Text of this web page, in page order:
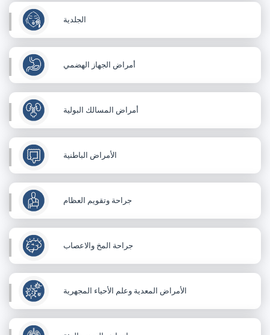
الجلدية
أمراض الجهاز الهضمي
أمراض المسالك البولية
الأمراض الباطنية
جراحة وتقويم العظام
جراحة المخ والاعصاب
الأمراض المعدية وعلم الأحياء المجهرية